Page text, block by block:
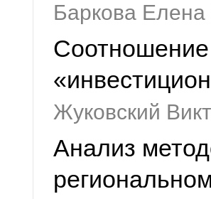
Баркова
Соотношение
Жуковский
Анализ